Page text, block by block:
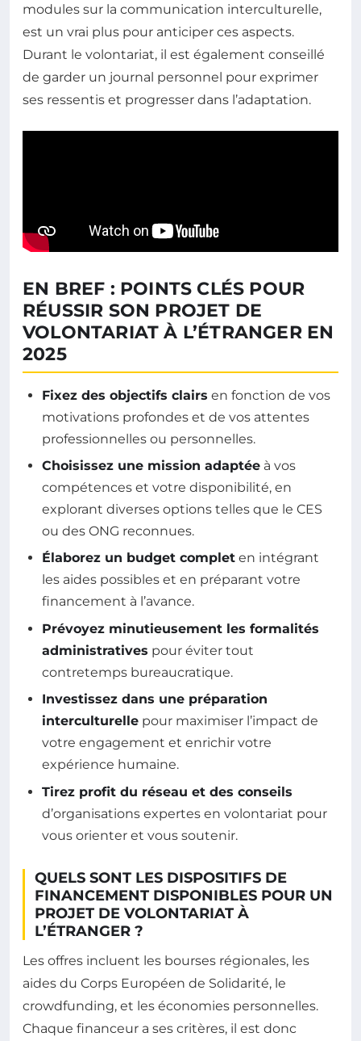
modules sur la communication interculturelle,
est un vrai plus pour anticiper ces aspects.
Durant le volontariat, il est également conseillé
de garder un journal personnel pour exprimer
ses ressentis et progresser dans l’adaptation.
EN BREF : POINTS CLÉS POUR
RÉUSSIR SON PROJET DE
VOLONTARIAT À L’ÉTRANGER EN
2025
Fixez des objectifs clairs en fonction de vos
motivations profondes et de vos attentes
professionnelles ou personnelles.
Choisissez une mission adaptée à vos
compétences et votre disponibilité, en
explorant diverses options telles que le CES
ou des ONG reconnues.
Élaborez un budget complet en intégrant
les aides possibles et en préparant votre
financement à l’avance.
Prévoyez minutieusement les formalités
administratives pour éviter tout
contretemps bureaucratique.
Investissez dans une préparation
interculturelle pour maximiser l’impact de
votre engagement et enrichir votre
expérience humaine.
Tirez profit du réseau et des conseils
d’organisations expertes en volontariat pour
vous orienter et vous soutenir.
QUELS SONT LES DISPOSITIFS DE
FINANCEMENT DISPONIBLES POUR UN
PROJET DE VOLONTARIAT À
L’ÉTRANGER ?
Les offres incluent les bourses régionales, les
aides du Corps Européen de Solidarité, le
crowdfunding, et les économies personnelles.
Chaque financeur a ses critères, il est donc